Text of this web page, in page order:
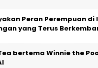
Peran Perempuan di
yang Terus
bertema Winnie the